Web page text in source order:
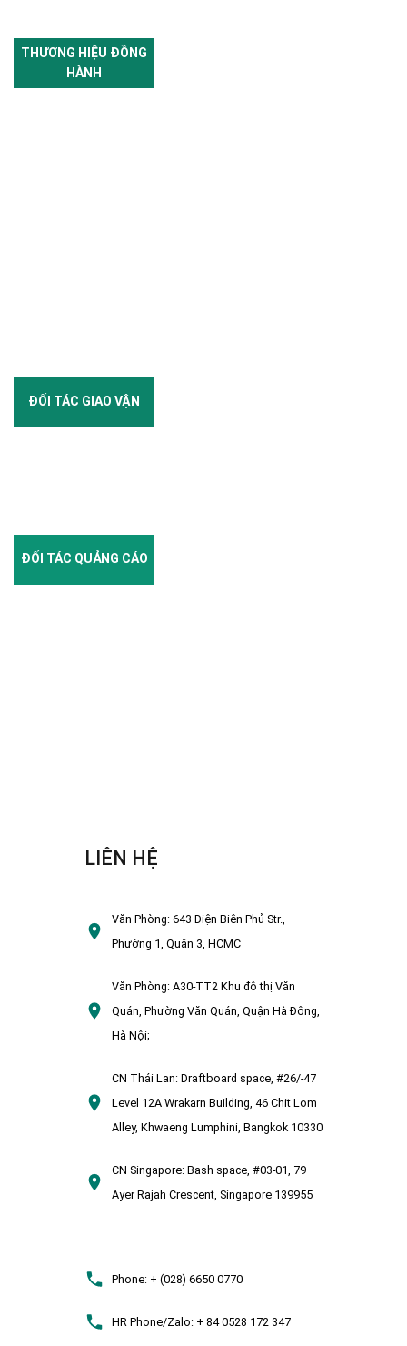
THƯƠNG HIỆU ĐỒNG
HÀNH
ĐỐI TÁC GIAO VẬN
ĐỐI TÁC QUẢNG CÁO
LIÊN HỆ
Văn Phòng:643 Điện Biên Phủ Str.,
Phường 1, Quận 3, HCMC
Văn Phòng:A30-TT2 Khu đô thị Văn
Quán, Phường Văn Quán, Quận Hà Đông,
Hà Nội;
CN Thái Lan: Draftboard space, #26/-47
Level 12A Wrakarn Building, 46 Chit Lom
Alley, Khwaeng Lumphini, Bangkok 10330
CN Singapore: Bash space, #03-01, 79
Ayer Rajah Crescent, Singapore 139955
Phone:+ (028) 6650 0770
HR Phone/Zalo:+ 84 0528 172 347